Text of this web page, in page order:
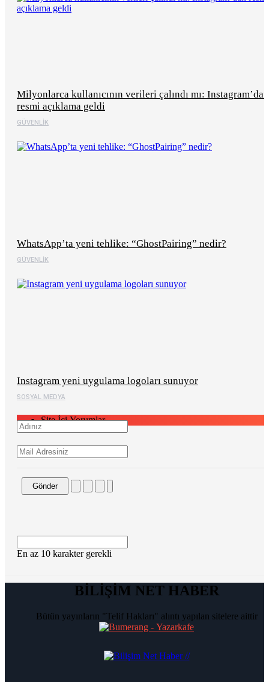
GÜVENLIK
Milyonlarca kullanıcının verileri çalındı mı: Instagram’dan
resmi açıklama geldi
GÜVENLIK
WhatsApp’ta yeni tehlike: “GhostPairing” nedir?
SOSYAL MEDYA
Instagram yeni uygulama logoları sunuyor
Site İçi Yorumlar
Gönder
En az 10 karakter gerekli
BİLİŞİM NET HABER
Bütün yayınların "Telif Hakları" alıntı yapılan sitelere aittir